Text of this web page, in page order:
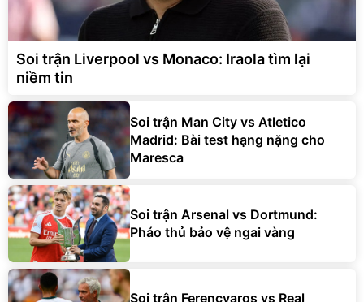
Soi trận Liverpool vs Monaco: Iraola tìm lại
niềm tin
Soi trận Man City vs Atletico
Madrid: Bài test hạng nặng cho
Maresca
Soi trận Arsenal vs Dortmund:
Pháo thủ bảo vệ ngai vàng
Soi trận Ferencvaros vs Real